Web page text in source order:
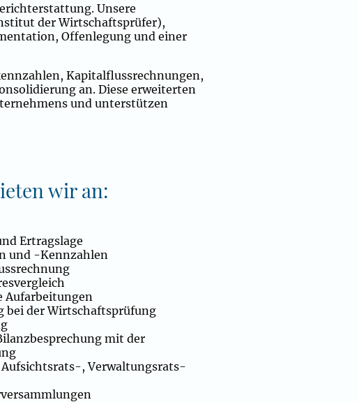
Unsere
der Wirtschaftsprüfer),
Offenlegung und einer
Kapitalflussrechnungen,
an. Diese erweiterten
und unterstützen
wir an:
Ertragslage
und -Kennzahlen
Aufarbeitungen
bei der Wirtschaftsprüfung
mit der
, Verwaltungsrats-